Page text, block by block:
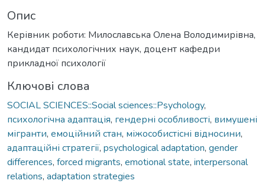
Опис
Керівник роботи: Милославська Олена Володимирівна,
кандидат психологічних наук, доцент кафедри
прикладної психології
Ключові слова
SOCIAL SCIENCES::Social sciences::Psychology,
психологічна адаптація, гендерні особливості, вимушені
мігранти, емоційний стан, міжособистісні відносини,
адаптаційні стратегії, psychological adaptation, gender
differences, forced migrants, emotional state, interpersonal
relations, adaptation strategies